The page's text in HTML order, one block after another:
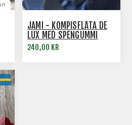
JAMI - KOMPISFLÄTA DE
LUX MED SPENGUMMI
240,00 KR